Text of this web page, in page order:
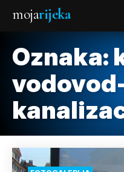
mojarijeka
Oznaka: